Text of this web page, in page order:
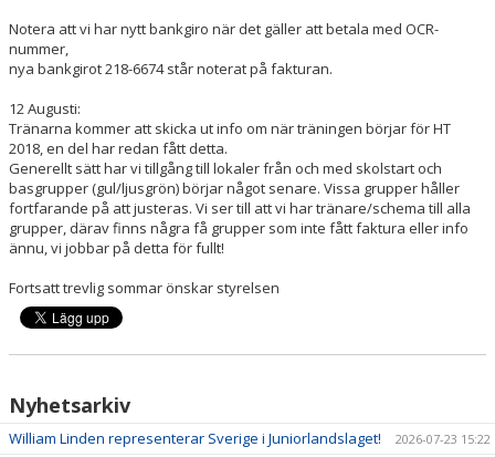
FÖR DIG SOM ÄR LEDARE
HALLSCHEMA VT2026
MAJVOLTEN
Notera att vi har nytt bankgiro när det gäller att betala med OCR-
nummer,
nya bankgirot 218-6674 står noterat på fakturan.
12 Augusti:
Tränarna kommer att skicka ut info om när träningen börjar för HT
2018, en del har redan fått detta.
Generellt sätt har vi tillgång till lokaler från och med skolstart och
basgrupper (gul/ljusgrön) börjar något senare. Vissa grupper håller
fortfarande på att justeras. Vi ser till att vi har tränare/schema till alla
grupper, därav finns några få grupper som inte fått faktura eller info
ännu, vi jobbar på detta för fullt!
Fortsatt trevlig sommar önskar styrelsen
Nyhetsarkiv
William Linden representerar Sverige i Juniorlandslaget! 2026-07-23 15:22